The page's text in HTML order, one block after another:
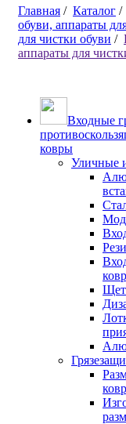
Главная / Каталог /
обуви, аппараты
для чистки обуви /
аппараты для
Входные
ковры
Уличные